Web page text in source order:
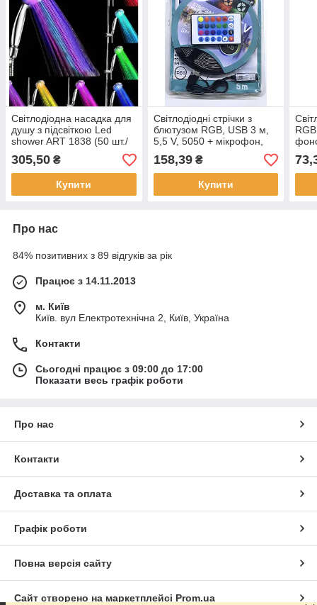
Світлодіодна насадка для
душу з підсвіткою Led
shower ART 1838 (50 шт./
ясть)
305,50 ₴
Купити
Світлодіодні стрічки з
блютузом RGB, USB 3 м,
5,5 V, 5050 + мікрофон,
музичний ART 109 (100)
158,39₴
Купити
Про нас
84% позитивних з 89 відгуків за рік
Працює з 14.11.2013
м. Київ
Київ. вул Електротехнічна 2, Київ, Україна
Контакти
Сьогодні працює з 09:00 до 17:00
Показати весь графік роботи
Про нас
Контакти
Доставка та оплата
Графік роботи
Повна версія сайту
Сайт створено на маркетплейсі Prom.ua